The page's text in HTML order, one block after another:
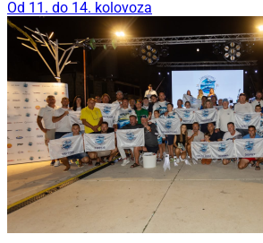
Od 11. do 14. kolovoza